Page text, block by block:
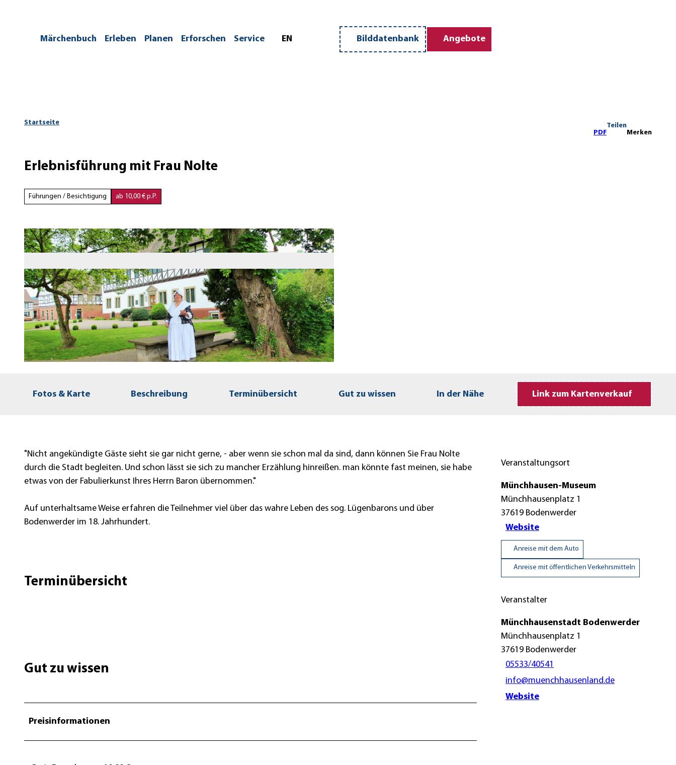
Märchenbuch Erleben Planen Erforschen Service EN
Merkzettel
Suche
Bilddatenbank Angebote
Startseite
PDF
Teilen
Merken
Erlebnisführung mit Frau Nolte
Führungen / Besichtigung ab 10,00 € p.P.
Fotos & Karte Beschreibung Terminübersicht Gut zu wissen In der Nähe Link zum Kartenverkauf
"Nicht angekündigte Gäste sieht sie gar nicht gerne, - aber wenn sie schon mal da sind, dann können Sie Frau Nolte
durch die Stadt begleiten. Und schon lässt sie sich zu mancher Erzählung hinreißen. man könnte fast meinen, sie habe
etwas von der Fabulierkunst Ihres Herrn Baron übernommen."
Auf unterhaltsame Weise erfahren die Teilnehmer viel über das wahre Leben des sog. Lügenbarons und über
Bodenwerder im 18. Jahrhundert.
Terminübersicht
Gut zu wissen
Preisinformationen
Veranstaltungsort
Münchhausen-Museum
Münchhausenplatz 1
37619 Bodenwerder
Website
Anreise mit dem Auto
Anreise mit öffentlichen Verkehrsmitteln
Veranstalter
Münchhausenstadt Bodenwerder
Münchhausenplatz 1
37619 Bodenwerder
05533/40541
info@muenchhausenland.de
Website